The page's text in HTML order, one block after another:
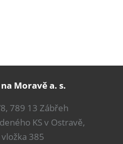
Moravě a. s.
789 13 Zábřeh
KS v Ostravě,
385